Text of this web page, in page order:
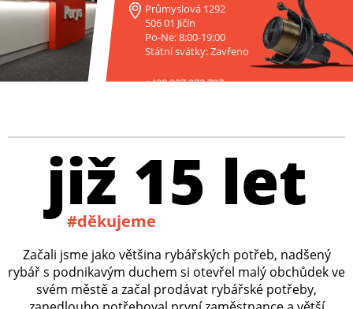
Průmyslová 1292
506 01 Jičín
Po-Ne: 8:00-19:00
Státní svátky: Zavřeno
+420 227 272 797
již 15 let
#děkujeme
Začali jsme jako většina rybářských potřeb, nadšený
rybář s podnikavým duchem si otevřel malý obchůdek ve
svém městě a začal prodávat rybářské potřeby,